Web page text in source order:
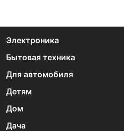
Электроника
Бытовая техника
Для автомобиля
Детям
Дом
Дача